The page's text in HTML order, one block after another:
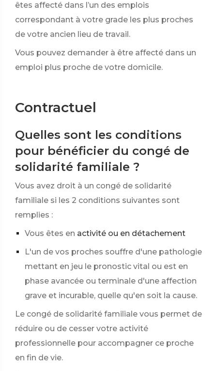
êtes affecté dans l’un des emplois
correspondant à votre grade les plus proches
de votre ancien lieu de travail.
Vous pouvez demander à être affecté dans un
emploi plus proche de votre domicile.
Contractuel
Quelles sont les conditions
pour bénéficier du congé de
solidarité familiale ?
Vous avez droit à un congé de solidarité
familiale si les 2 conditions suivantes sont
remplies :
Vous êtes en activité ou en détachement
L'un de vos proches souffre d'une pathologie
mettant en jeu le pronostic vital ou est en
phase avancée ou terminale d'une affection
grave et incurable, quelle qu'en soit la cause.
Le congé de solidarité familiale vous permet de
réduire ou de cesser votre activité
professionnelle pour accompagner ce proche
en fin de vie.